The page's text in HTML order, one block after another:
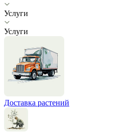
Услуги
Услуги
Доставка растений